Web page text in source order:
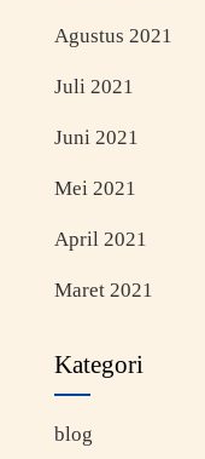
Agustus 2021
Juli 2021
Juni 2021
Mei 2021
April 2021
Maret 2021
Kategori
blog